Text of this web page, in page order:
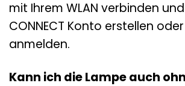
mit Ihrem WLAN verbinden und
CONNECT Konto erstellen
anmelden.
Kann ich die Lampe auch